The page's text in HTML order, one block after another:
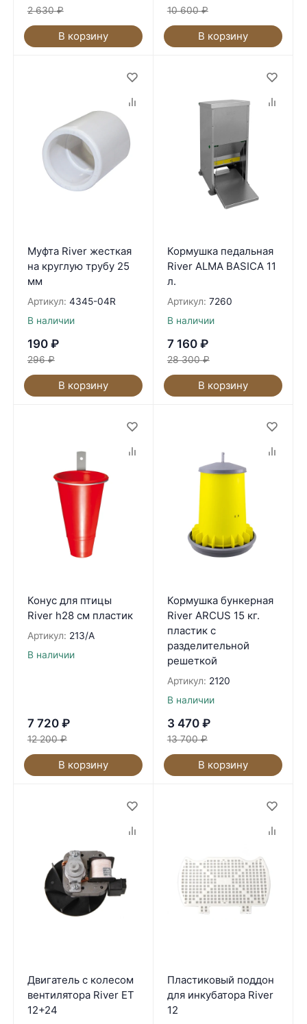
2 630 ₽
В корзину
10 600 ₽
В корзину
Муфта River жесткая
на круглую трубу 25
мм
Артикул: 4345-04R
В наличии
190 ₽
296 ₽
В корзину
Кормушка педальная
River ALMA BASICA 11
л.
Артикул: 7260
В наличии
7 160 ₽
28 300 ₽
В корзину
Конус для птицы
River h28 см пластик
Артикул: 213/A
В наличии
7 720 ₽
12 200 ₽
В корзину
Кормушка бункерная
River ARCUS 15 кг.
пластик с
разделительной
решеткой
Артикул: 2120
В наличии
3 470 ₽
13 700 ₽
В корзину
Двигатель с колесом
вентилятора River ET
12+24
Пластиковый поддон
для инкубатора River
12